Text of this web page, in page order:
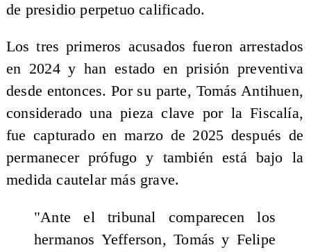
de presidio perpetuo calificado.
Los tres primeros acusados fueron arrestados
en 2024 y han estado en prisión preventiva
desde entonces. Por su parte, Tomás Antihuen,
considerado una pieza clave por la Fiscalía,
fue capturado en marzo de 2025 después de
permanecer prófugo y también está bajo la
medida cautelar más grave.
"Ante el tribunal comparecen los
hermanos Yefferson, Tomás y Felipe